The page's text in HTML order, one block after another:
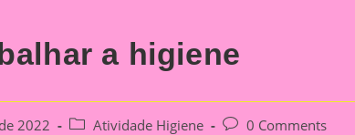
a higiene
2022
PostAtividade Higiene
Post0 Comments